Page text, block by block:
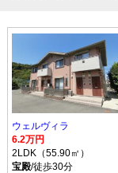
ウェルヴィラ
6.2万円
2LDK（55.90㎡）
宝殿/徒歩30分